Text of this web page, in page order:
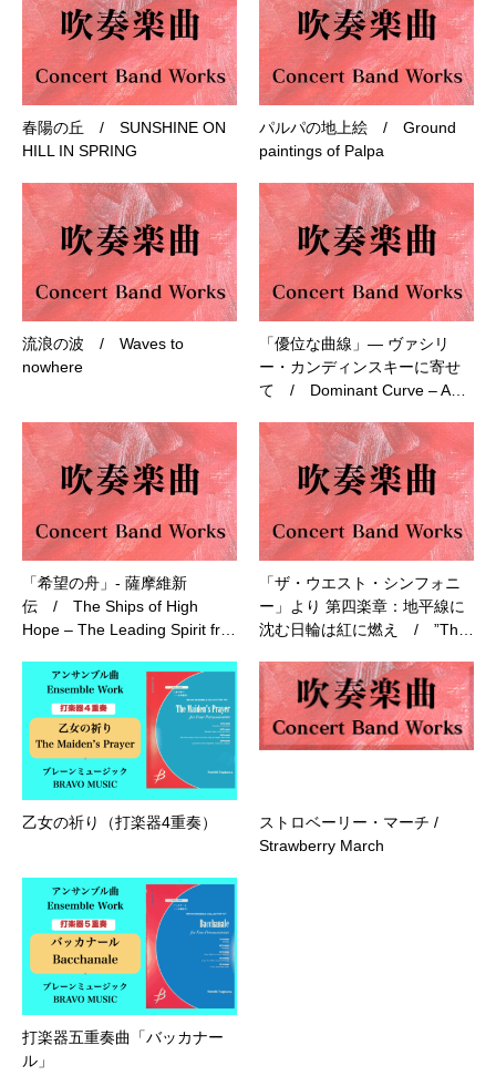
春陽の丘 / SUNSHINE ON
HILL IN SPRING
パルパの地上絵 / Ground
paintings of Palpa
流浪の波 / Waves to
nowhere
「優位な曲線」― ヴァシリ
ー・カンディンスキーに寄せ
て / Dominant Curve – A…
「希望の舟」- 薩摩維新
伝 / The Ships of High
Hope – The Leading Spirit fr…
「ザ・ウエスト・シンフォニ
ー」より 第四楽章：地平線に
沈む日輪は紅に燃え / ”Th…
乙女の祈り（打楽器4重奏）
ストロベーリー・マーチ /
Strawberry March
打楽器五重奏曲「バッカナー
ル」